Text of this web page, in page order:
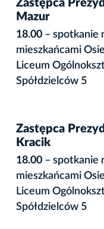
Zastępca
Mazur
18.00 – spotkanie
mieszkańcami
Liceum
Spółdzielców 5
Zastępca
Kracik
18.00 – spotkanie
mieszkańcami
Liceum
Spółdzielców 5